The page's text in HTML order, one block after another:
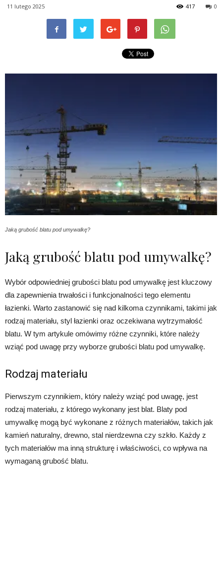
11 lutego 2025 0
417
Jaką grubość blatu pod umywalkę?
Jaką grubość blatu pod umywalkę?
Wybór odpowiedniej grubości blatu pod umywalkę jest kluczowy
dla zapewnienia trwałości i funkcjonalności tego elementu
łazienki. Warto zastanowić się nad kilkoma czynnikami, takimi jak
rodzaj materiału, styl łazienki oraz oczekiwana wytrzymałość
blatu. W tym artykule omówimy różne czynniki, które należy
wziąć pod uwagę przy wyborze grubości blatu pod umywalkę.
Rodzaj materiału
Pierwszym czynnikiem, który należy wziąć pod uwagę, jest
rodzaj materiału, z którego wykonany jest blat. Blaty pod
umywalkę mogą być wykonane z różnych materiałów, takich jak
kamień naturalny, drewno, stal nierdzewna czy szkło. Każdy z
tych materiałów ma inną strukturę i właściwości, co wpływa na
wymaganą grubość blatu.